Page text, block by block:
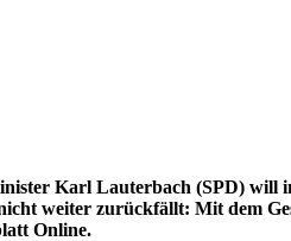
Karl Lauterbach (SPD) will
weiter zurückfällt: Mit dem
Online.